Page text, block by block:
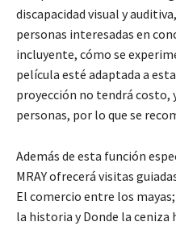
discapacidad visual y
personas interesadas en
incluyente, cómo se
película esté adaptada a
proyección no tendrá costo,
personas, por lo que se
Además de esta función
MRAY ofrecerá visitas
El comercio entre los
la historia y Donde la ceniza